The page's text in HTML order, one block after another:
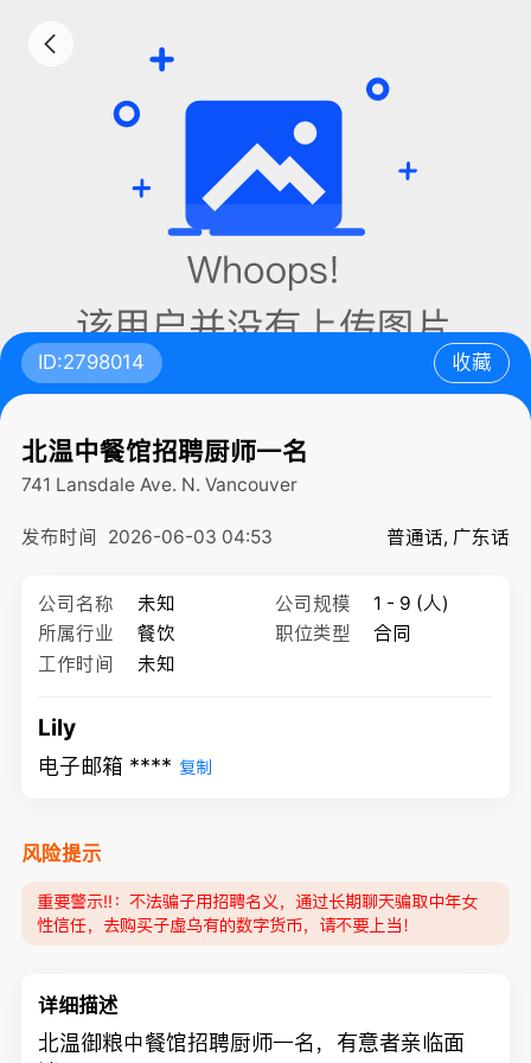
ID:2798014 收藏
北温中餐馆招聘厨师一名
741 Lansdale Ave. N. Vancouver
发布时间 2026-06-03 04:53 普通话, 广东话
公司名称 未知 公司规模
1 - 9 (人)
所属行业
餐饮 职位类型
合同
工作时间
未知
Lily
电子邮箱 **** 复制
风险提示
重要警示‼️：不法骗子用招聘名义，通过长期聊天骗取中年女
性信任，去购买子虚乌有的数字货币，请不要上当！
详细描述
北温御粮中餐馆招聘厨师一名，有意者亲临面